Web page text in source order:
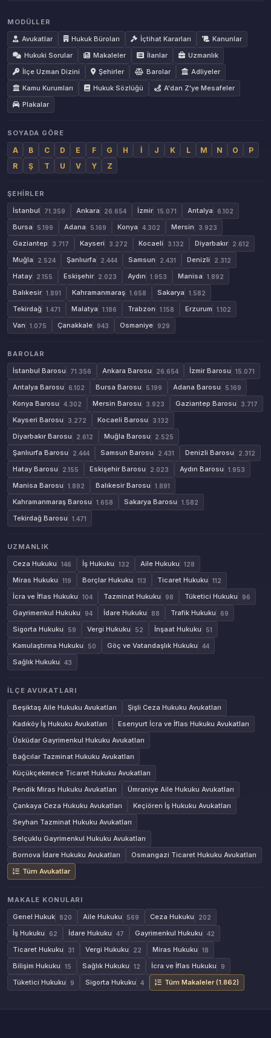
MODÜLLER
Avukatlar
Hukuk Büroları İçtihat Kararları
Kanunlar
Hukuki Sorular
Makaleler İlanlar
Uzmanlık
İlçe Uzman Dizini
Şehirler Barolar
Adliyeler
Kamu Kurumları
Hukuk Sözlüğü
A'dan Z'ye Mesafeler
Plakalar
SOYADA GÖRE
A B C D E F G H İ J K L M N O
P
R
Ş T U V Y Z
ŞEHIRLER
İstanbul
71.359 Ankara 26.654 İzmir 15.071 Antalya 6.102
Bursa 5.199 Adana 5.169 Konya 4.302 Mersin 3.923
Gaziantep 3.717 Kayseri 3.272 Kocaeli 3.132 Diyarbakır 2.612
Muğla 2.524 Şanlıurfa 2.444 Samsun 2.431 Denizli 2.312
Hatay 2.155 Eskişehir 2.023 Aydın 1.953 Manisa 1.892
Balıkesir 1.891 Kahramanmaraş 1.658 Sakarya 1.582
Tekirdağ 1.471 Malatya 1.186 Trabzon 1.158 Erzurum 1.102
Van 1.075 Çanakkale 943 Osmaniye 929
BAROLAR
İstanbul Barosu
71.356 Ankara Barosu 26.654 İzmir Barosu 15.071
Antalya Barosu 6.102 Bursa Barosu 5.199 Adana Barosu 5.169
Konya Barosu 4.302 Mersin Barosu 3.923 Gaziantep Barosu 3.717
Kayseri Barosu 3.272 Kocaeli Barosu 3.132
Diyarbakır Barosu 2.612 Muğla Barosu 2.525
Şanlıurfa Barosu 2.444 Samsun Barosu 2.431 Denizli Barosu 2.312
Hatay Barosu 2.155 Eskişehir Barosu 2.023 Aydın Barosu 1.953
Manisa Barosu 1.892 Balıkesir Barosu 1.891
Kahramanmaraş Barosu 1.658 Sakarya Barosu 1.582
Tekirdağ Barosu 1.471
UZMANLIK
Ceza Hukuku
146 İş Hukuku 132 Aile Hukuku 128
Miras Hukuku 119 Borçlar Hukuku 113 Ticaret Hukuku 112
İcra ve İflas Hukuku 104 Tazminat Hukuku 98 Tüketici Hukuku 96
Gayrimenkul Hukuku 94 İdare Hukuku 88 Trafik Hukuku 69
Sigorta Hukuku 59 Vergi Hukuku 52 İnşaat Hukuku 51
Kamulaştırma Hukuku 50 Göç ve Vatandaşlık Hukuku 44
Sağlık Hukuku 43
İLÇE AVUKATLARI
Beşiktaş Aile Hukuku Avukatları
Şişli Ceza Hukuku Avukatları
Kadıköy İş Hukuku Avukatları
Esenyurt İcra ve İflas Hukuku Avukatları
Üsküdar Gayrimenkul Hukuku Avukatları
Bağcılar Tazminat Hukuku Avukatları
Küçükçekmece Ticaret Hukuku Avukatları
Pendik Miras Hukuku Avukatları
Ümraniye Aile Hukuku Avukatları
Çankaya Ceza Hukuku Avukatları
Keçiören İş Hukuku Avukatları
Seyhan Tazminat Hukuku Avukatları
Selçuklu Gayrimenkul Hukuku Avukatları
Bornova İdare Hukuku Avukatları
Osmangazi Ticaret Hukuku Avukatları
Tüm Avukatlar
MAKALE KONULARI
Genel Hukuk
820 Aile Hukuku 569 Ceza Hukuku 202
İş Hukuku 62 İdare Hukuku 47 Gayrimenkul Hukuku 42
Ticaret Hukuku 31 Vergi Hukuku 22 Miras Hukuku 18
Bilişim Hukuku 15 Sağlık Hukuku 12 İcra ve İflas Hukuku 9
Tüketici Hukuku 9 Sigorta Hukuku 4 Tüm Makaleler (1.862)